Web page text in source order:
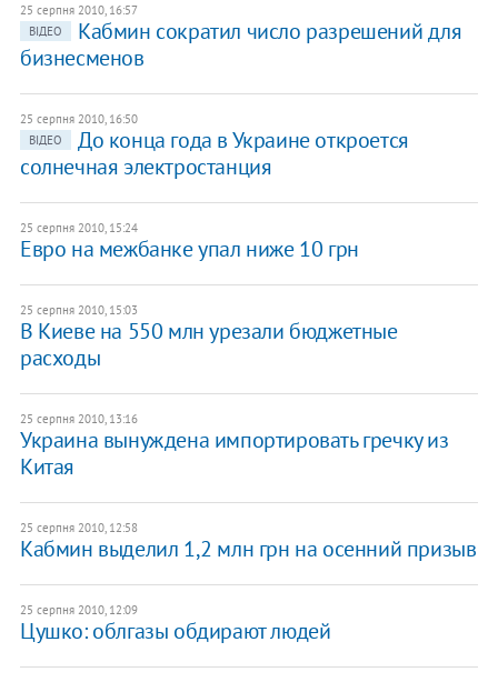
25 серпня 2010, 16:57
ВІДЕО
Кабмин сократил число разрешений для
бизнесменов
25 серпня 2010, 16:50
ВІДЕО
До конца года в Украине откроется
солнечная электростанция
25 серпня 2010, 15:24
Евро на межбанке упал ниже 10 грн
25 серпня 2010, 15:03
В Киеве на 550 млн урезали бюджетные
расходы
25 серпня 2010, 13:16
Украина вынуждена импортировать гречку из
Китая
25 серпня 2010, 12:58
Кабмин выделил 1,2 млн грн на осенний призыв
25 серпня 2010, 12:09
Цушко: облгазы обдирают людей